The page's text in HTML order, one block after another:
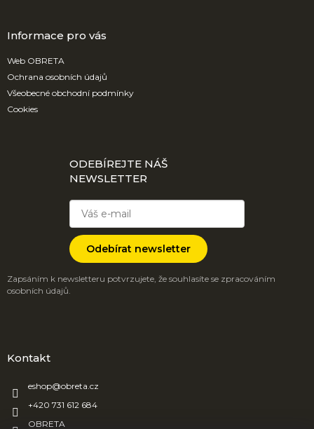
Informace pro vás
Web OBRETA
Ochrana osobních údajů
Všeobecné obchodní podmínky
Cookies
ODEBÍREJTE NÁŠ
NEWSLETTER
Odebírat newsletter
Zapsáním k newsletteru potvrzujete, že souhlasíte se zpracováním
osobních údajů.
Kontakt
eshop@obreta.cz
+420 731 612 684
OBRETA